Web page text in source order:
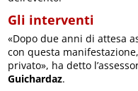
Gli interventi
«Dopo due anni di attesa
con questa
privato», ha detto
Guichardaz.